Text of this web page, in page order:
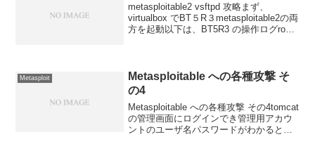
metasploitable2 vsftpd 攻略まず、
virtualbox でBT５R３metasploitable2の両
方を起動以下は、BT5R3 の操作ログroot
Metasploit
Metasploitable への各種攻撃 そ
の4
Metasploitable への各種攻撃 その4tomcat
の管理画面にログインでき管理用アカウ
ントのユーザ名パスワードがわかると